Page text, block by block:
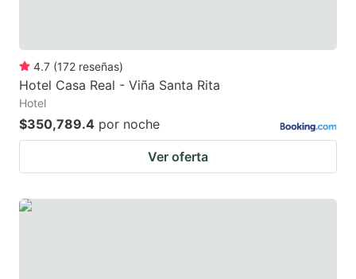
4.7 (172 reseñas)
Hotel Casa Real - Viña Santa Rita
Hotel
$350,789.4 por noche
Ver oferta